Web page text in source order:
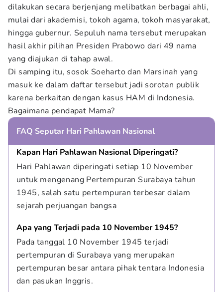
dilakukan secara berjenjang melibatkan berbagai ahli,
mulai dari akademisi, tokoh agama, tokoh masyarakat,
hingga gubernur. Sepuluh nama tersebut merupakan
hasil akhir pilihan Presiden Prabowo dari 49 nama
yang diajukan di tahap awal.
Di samping itu, sosok Soeharto dan Marsinah yang
masuk ke dalam daftar tersebut jadi sorotan publik
karena berkaitan dengan kasus HAM di Indonesia.
Bagaimana pendapat Mama?
FAQ Seputar Hari Pahlawan Nasional
Kapan Hari Pahlawan Nasional Diperingati?
Hari Pahlawan diperingati setiap 10 November
untuk mengenang Pertempuran Surabaya tahun
1945, salah satu pertempuran terbesar dalam
sejarah perjuangan bangsa
Apa yang Terjadi pada 10 November 1945?
Pada tanggal 10 November 1945 terjadi
pertempuran di Surabaya yang merupakan
pertempuran besar antara pihak tentara Indonesia
dan pasukan Inggris.